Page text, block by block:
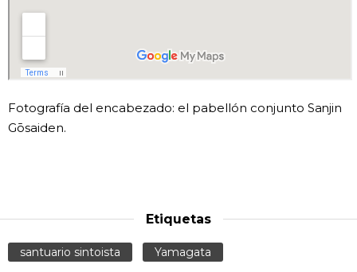
Fotografía del encabezado: el pabellón conjunto Sanjin
Gōsaiden.
Etiquetas
santuario sintoista Yamagata